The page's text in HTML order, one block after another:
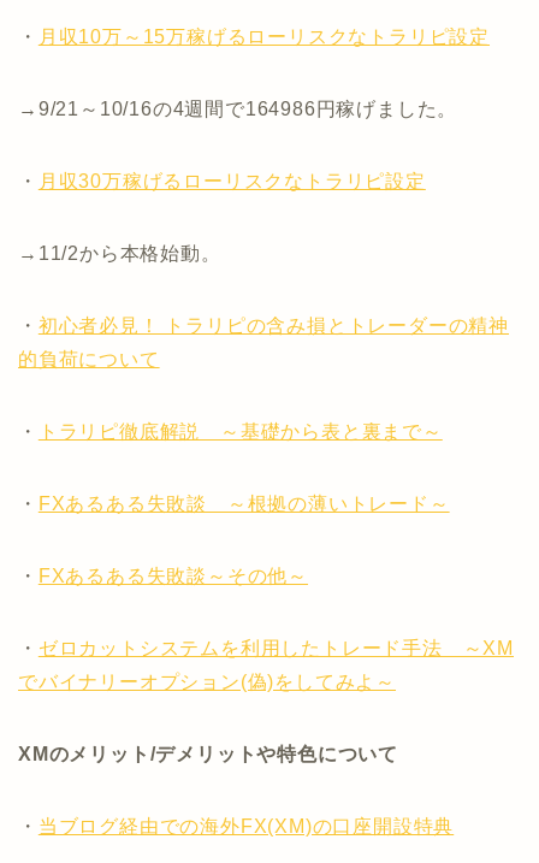
・ 月収10万～15万稼げるローリスクなトラリピ設定
→9/21～10/16の4週間で164986円稼げました。
・ 月収30万稼げるローリスクなトラリピ設定
→11/2から本格始動。
・ 初心者必見！ トラリピの含み損とトレーダーの精神
的負荷について
・ トラリピ徹底解説 ～基礎から表と裏まで～
・ FXあるある失敗談 ～根拠の薄いトレード～
・ FXあるある失敗談～その他～
・ ゼロカットシステムを利用したトレード手法 ～XM
でバイナリーオプション(偽)をしてみよ～
XMのメリット/デメリットや特色について
・ 当ブログ経由での海外FX(XM)の口座開設特典